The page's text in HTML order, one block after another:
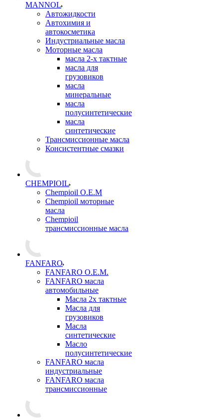
MANNOL
Автожидкости
Автохимия и
автокосметика
Индустриальные масла
Моторные масла
масла 2-х тактные
масла для
грузовиков
масла
минеральные
масла
полусинтетические
масла
синтетические
Трансмиссионные масла
Консистентные смазки
CHEMPIOIL
Chempioil O.E.M
Chempioil моторные
масла
Chempioil
трансмиссионные масла
FANFARO
FANFARO O.E.M.
FANFARO масла
автомобильные
Масла 2х тактные
Масла для
грузовиков
Масла
синтетические
Масло
полусинтетические
FANFARO масла
индустриальные
FANFARO масла
трансмиссионные